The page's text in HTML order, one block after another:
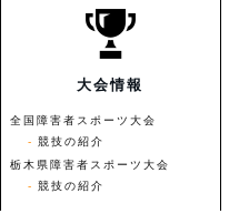
大会情報
全国障害者スポーツ大会
競技の紹介
栃木県障害者スポーツ大会
競技の紹介